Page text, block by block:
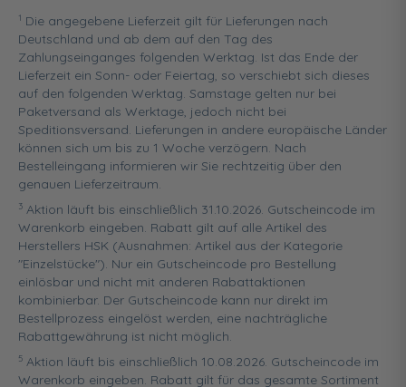
1 Die angegebene Lieferzeit gilt für Lieferungen nach
Deutschland und ab dem auf den Tag des
Zahlungseinganges folgenden Werktag. Ist das Ende der
Lieferzeit ein Sonn- oder Feiertag, so verschiebt sich dieses
auf den folgenden Werktag. Samstage gelten nur bei
Paketversand als Werktage, jedoch nicht bei
Speditionsversand. Lieferungen in andere europäische Länder
können sich um bis zu 1 Woche verzögern. Nach
Bestelleingang informieren wir Sie rechtzeitig über den
genauen Lieferzeitraum.
3 Aktion läuft bis einschließlich 31.10.2026. Gutscheincode im
Warenkorb eingeben. Rabatt gilt auf alle Artikel des
Herstellers HSK (Ausnahmen: Artikel aus der Kategorie
"Einzelstücke"). Nur ein Gutscheincode pro Bestellung
einlösbar und nicht mit anderen Rabattaktionen
kombinierbar. Der Gutscheincode kann nur direkt im
Bestellprozess eingelöst werden, eine nachträgliche
Rabattgewährung ist nicht möglich.
5 Aktion läuft bis einschließlich 10.08.2026. Gutscheincode im
Warenkorb eingeben. Rabatt gilt für das gesamte Sortiment